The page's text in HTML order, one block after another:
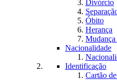
Divórcio
Óbito
Herança
Mudança
Nacionalidade
Identificação
Cartão